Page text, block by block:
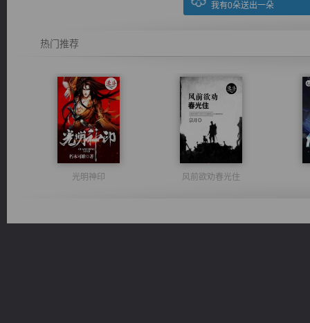
我有0朵送出一朵
热门推荐
光明神印 风前欲劝春光住